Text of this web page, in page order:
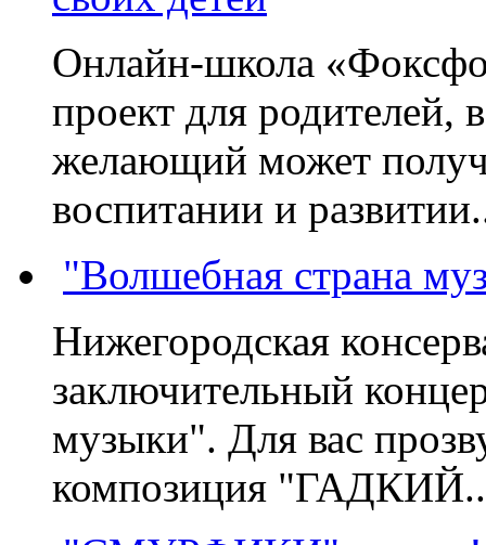
Онлайн-школа
проект для родителей,
желающий может
воспитании и
"Волшебная страна
Нижегородская
заключительный
музыки". Для вас
композиция